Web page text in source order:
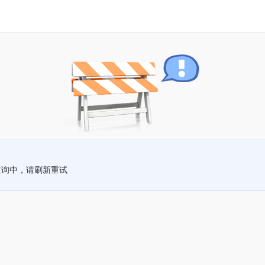
中，请刷新重试